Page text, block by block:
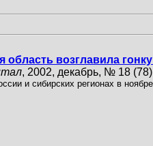
область возглавила
, 2002, декабрь, № 18
и сибирских регионах в